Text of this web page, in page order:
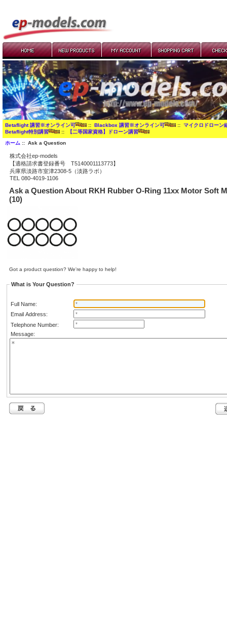
Betaflight 講習※オンライン可 :: Blackbox 講習※オンライン可 :: マイクロドローン
Betaflight特別講習
:: 【二等国家資格】ドローン講習
ホーム:: Ask a Question
株式会社ep-models
【適格請求書登録番号 T5140001113773】
兵庫県淡路市室津2308-5（淡路ラボ）
TEL 080-4019-1106
Ask a Question About RKH Rubber O-Ring 11xx Motor Soft
(10)
Got a product question? We're happy to help!
What is Your Question?
Full Name:
Email Address:
Telephone Number:
Message: